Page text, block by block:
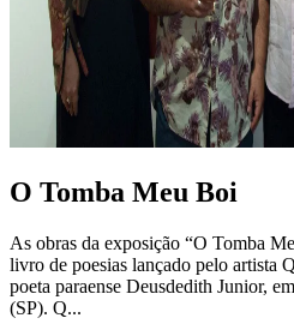
O Tomba Meu Boi
As obras da exposição “O Tomba
livro de poesias lançado pelo artista
poeta paraense Deusdedith Junior,
(SP). Q...